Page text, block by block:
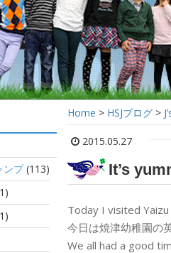
Home > HSJブログ>
2015.05.27
It’s
Today I visited
今日は焼津幼稚園の
We all had a good
ンプ(113)